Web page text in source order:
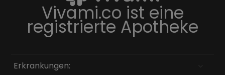
Vivami.co ist eine
registrierte Apotheke
Erkrankungen: